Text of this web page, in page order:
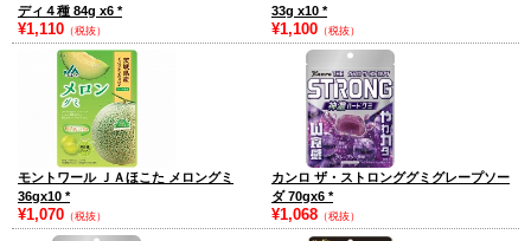
ディ４種 84g x6 *
¥1,110 （税抜）
33g x10 *
¥1,100 （税抜）
モントワール ＪＡほこた メロングミ
36gx10 *
¥1,070 （税抜）
カンロ ザ・ストロンググミグレープソー
ダ 70gx6 *
¥1,068 （税抜）